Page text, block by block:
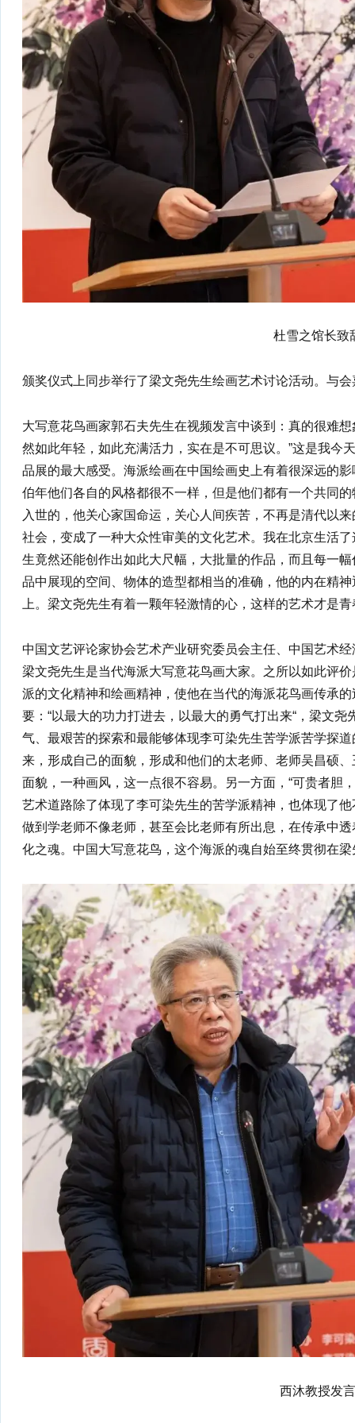
杜雪之馆长致
颁奖仪式上同步举行了梁文尧先生绘画艺术讨论活动。与
大写意花鸟画家郭石夫先生在视频发言中谈到：真的很难
然如此年轻，如此充满活力，实在是不可思议。”这是我今
品展的最大感受。海派绘画在中国绘画史上有着很深远的
伯年他们各自的风格都很不一样，但是他们都有一个共同
入世的，他关心家国命运，关心人间疾苦，不再是清代以
社会，变成了一种大众性审美的文化艺术。我在北京生活
生竟然还能创作出如此大尺幅，大批量的作品，而且每一
品中展现的空间、物体的造型都相当的准确，他的内在精
上。梁文尧先生有着一颗年轻激情的心，这样的艺术才是
中国文艺评论家协会艺术产业研究委员会主任、中国艺术
梁文尧先生是当代海派大写意花鸟画大家。之所以如此评
派的文化精神和绘画精神，使他在当代的海派花鸟画传承
要：“以最大的功力打进去，以最大的勇气打出来“，梁文
气、最艰苦的探索和最能够体现李可染先生苦学派苦学探
来，形成自己的面貌，形成和他们的太老师、老师吴昌硕
面貌，一种画风，这一点很不容易。另一方面，“可贵者胆
艺术道路除了体现了李可染先生的苦学派精神，也体现了
做到学老师不像老师，甚至会比老师有所出息，在传承中
化之魂。中国大写意花鸟，这个海派的魂自始至终贯彻在
西沐教授发言